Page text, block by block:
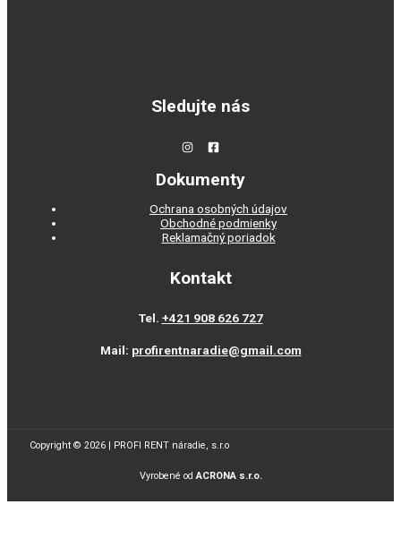
Sledujte nás
Dokumenty
Ochrana osobných údajov
Obchodné podmienky
Reklamačný poriadok
Kontakt
Tel. +421 908 626 727
Mail: profirentnaradie@gmail.com
Copyright © 2026 | PROFI RENT náradie, s.r.o
Vyrobené odACRONA s.r.o.